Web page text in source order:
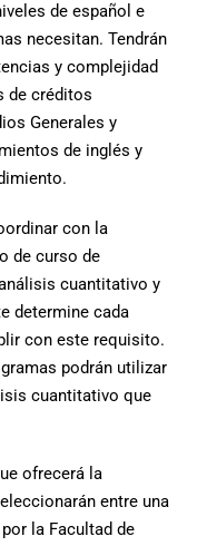
de español e
necesitan. Tendrán
y complejidad
de créditos
Generales y
de inglés y
con la
de curso de
cuantitativo y
determine cada
con este requisito.
podrán utilizar
cuantitativo que
ofrecerá la
entre una
la Facultad de